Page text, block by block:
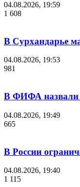
04.08.2026, 19:59
1 608
В Сурхандарье
04.08.2026, 19:53
981
В ФИФА назвали
04.08.2026, 19:49
665
В России
04.08.2026, 19:40
1 115